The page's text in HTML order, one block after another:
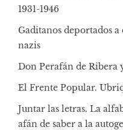
1931-1946
Gaditanos deportados
nazis
Don Perafán de Ribera
El Frente Popular.
Juntar las letras. La
afán de saber a la